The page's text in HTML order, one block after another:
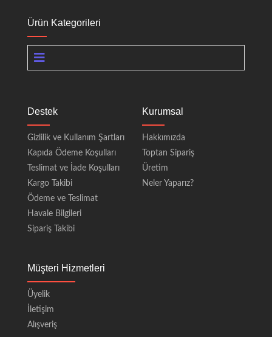
Ürün Kategorileri
Destek
Gizlilik ve Kullanım Şartları
Kapıda Ödeme Koşulları
Teslimat ve İade Koşulları
Kargo Takibi
Ödeme ve Teslimat
Havale Bilgileri
Sipariş Takibi
Kurumsal
Hakkımızda
Toptan Sipariş
Üretim
Neler Yaparız?
Müşteri Hizmetleri
Üyelik
İletişim
Alışveriş